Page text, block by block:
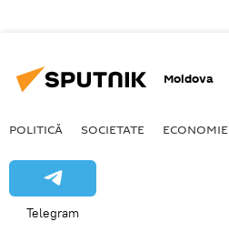
Moldova
POLITICĂ SOCIETATE ECONOMIE
Telegram